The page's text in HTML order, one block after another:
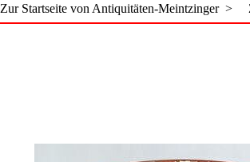
Zur Startseite von Antiquitäten-Meintzinger >